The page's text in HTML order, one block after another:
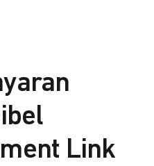
Link